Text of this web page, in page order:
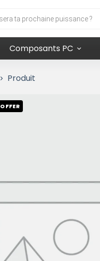
Composants PC
Produit
OFFER